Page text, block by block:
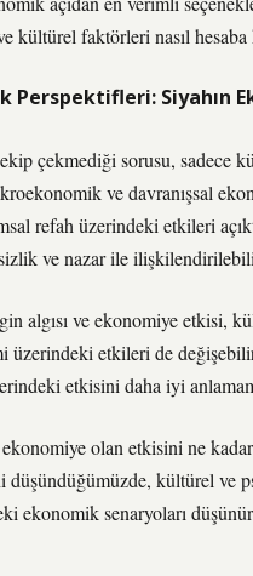
kültürel faktörleri nasıl hesaba
Perspektifleri: Siyahın
çekmediği sorusu, sadece
ve davranışsal
refah üzerindeki etkileri
ve nazar ile
algısı ve ekonomiye etkisi,
üzerindeki etkileri de
etkisini daha iyi
olan etkisini ne
düşündüğümüzde, kültürel ve
ekonomik senaryoları